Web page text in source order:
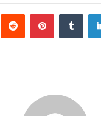
لينكدإن بينتيريست